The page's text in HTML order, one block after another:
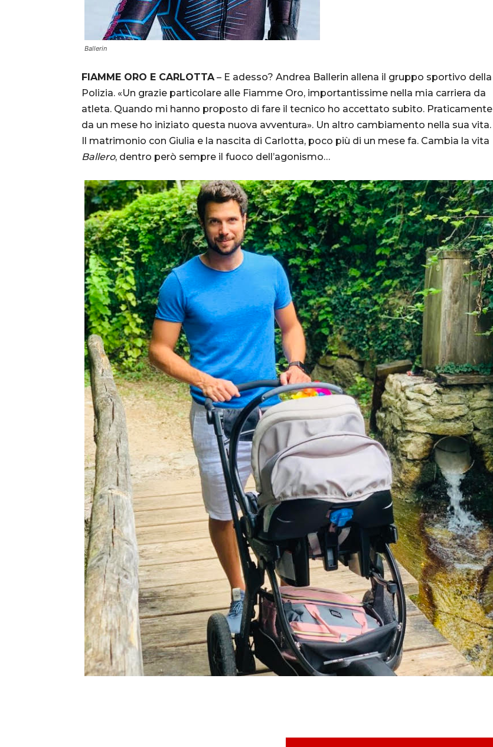
Ballerin
FIAMME ORO E CARLOTTA – E adesso? Andrea Ballerin allena il gruppo sportivo della
Polizia. «Un grazie particolare alle Fiamme Oro, importantissime nella mia carriera da
atleta. Quando mi hanno proposto di fare il tecnico ho accettato subito. Praticamente
da un mese ho iniziato questa nuova avventura». Un altro cambiamento nella sua vita.
Il matrimonio con Giulia e la nascita di Carlotta, poco più di un mese fa. Cambia la vita
Ballero, dentro però sempre il fuoco dell’agonismo…